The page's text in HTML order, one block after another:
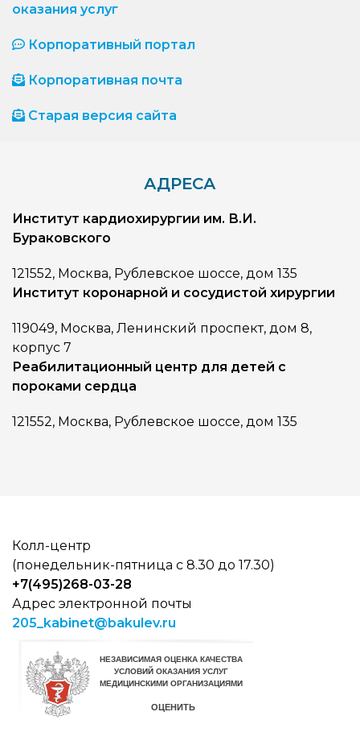
оказания услуг
Корпоративный портал
Корпоративная почта
Старая версия сайта
АДРЕСА
Институт кардиохирургии им. В.И.
Бураковского
121552, Москва, Рублевское шоссе, дом 135
Институт коронарной и сосудистой хирургии
119049, Москва, Ленинский проспект, дом 8,
корпус 7
Реабилитационный центр для детей с
пороками сердца
121552, Москва, Рублевское шоссе, дом 135
Колл-центр
(понедельник-пятница с 8.30 до 17.30)
+7(495)268-03-28
Адрес электронной почты
205_kabinet@bakulev.ru